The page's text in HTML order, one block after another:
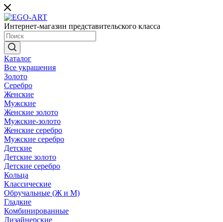
Интернет-магазин представительского класса
Каталог
Все украшения
Золото
Серебро
Женские
Мужские
Женские золото
Мужские-золото
Женские серебро
Мужские серебро
Детские
Детские золото
Детские серебро
Кольца
Классические
Обручальные (Ж и М)
Гладкие
Комбинированные
Дизайнерские